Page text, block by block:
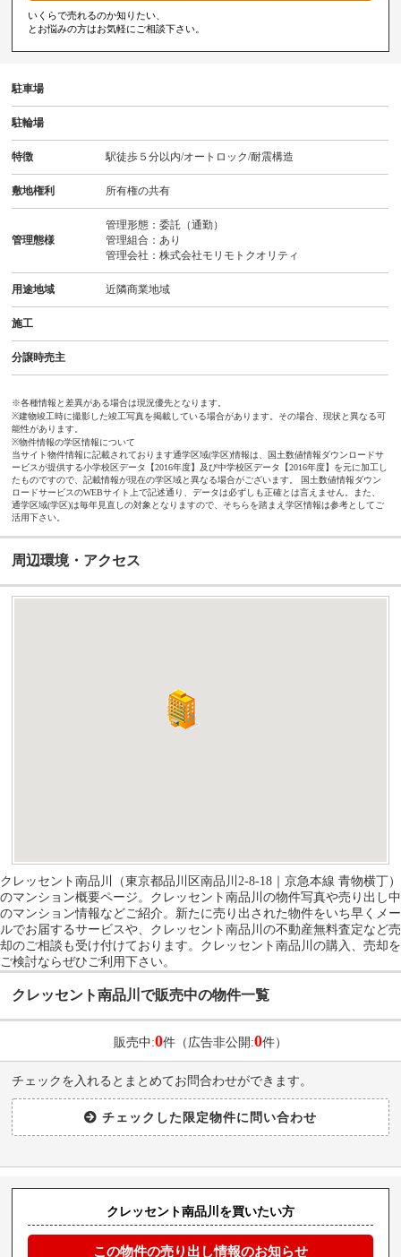
いくらで売れるのか知りたい、
とお悩みの方はお気軽にご相談下さい。
駐車場
駐輪場
特徴 駅徒歩５分以内/オートロック/耐震構造
敷地権利 所有権の共有
管理態様
管理形態：委託（通勤）
管理組合：あり
管理会社：株式会社モリモトクオリティ
用途地域 近隣商業地域
施工
分譲時売主
※各種情報と差異がある場合は現況優先となります。
※建物竣工時に撮影した竣工写真を掲載している場合があります。その場合、現状と異なる可
能性があります。
※物件情報の学区情報について
当サイト物件情報に記載されております通学区域(学区)情報は、国土数値情報ダウンロードサ
ービスが提供する小学校区データ【2016年度】及び中学校区データ【2016年度】を元に加工し
たものですので、記載情報が現在の学区域と異なる場合がございます。 国土数値情報ダウン
ロードサービスのWEBサイト上で記述通り、データは必ずしも正確とは言えません。また、
通学区域(学区)は毎年見直しの対象となりますので、そちらを踏まえ学区情報は参考としてご
活用下さい。
周辺環境・アクセス
クレッセント南品川（東京都品川区南品川2-8-18｜京急本線 青物横丁）
のマンション概要ページ。クレッセント南品川の物件写真や売り出し中
のマンション情報などご紹介。新たに売り出された物件をいち早くメー
ルでお届するサービスや、クレッセント南品川の不動産無料査定など売
却のご相談も受け付けております。クレッセント南品川の購入、売却を
ご検討ならぜひご利用下さい。
クレッセント南品川で販売中の物件一覧
販売中:0件（広告非公開:0件）
チェックを入れるとまとめてお問合わせができます。
クレッセント南品川を買いたい方
この物件の売り出し情報のお知らせ